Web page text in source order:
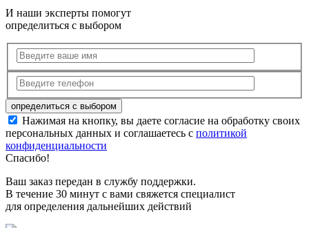
И наши эксперты помогут
определиться с выбором
Нажимая на кнопку, вы даете согласие на обработку своих
персональных данных и соглашаетесь с политикой
конфиденциальности
Спасибо!
Ваш заказ передан в службу поддержки.
В течение 30 минут с вами свяжется специалист
для определения дальнейших действий